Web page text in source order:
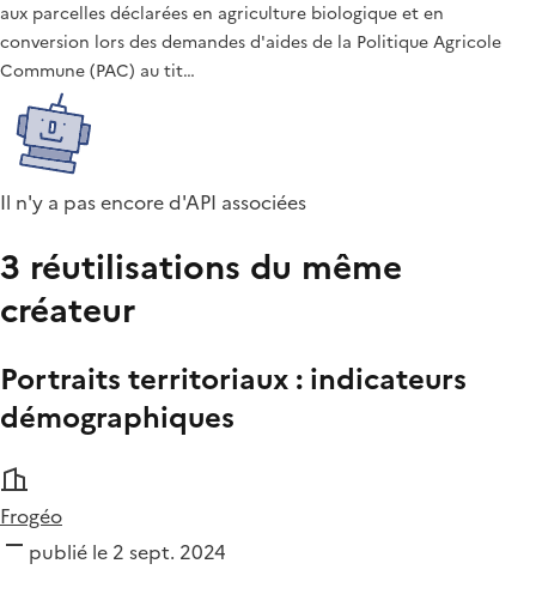
aux parcelles déclarées en agriculture biologique et en
conversion lors des demandes d'aides de la Politique Agricole
Commune (PAC) au tit…
Il n'y a pas encore d'API associées
3 réutilisations du même
créateur
Portraits territoriaux : indicateurs
démographiques
Frogéo
publié le 2 sept. 2024